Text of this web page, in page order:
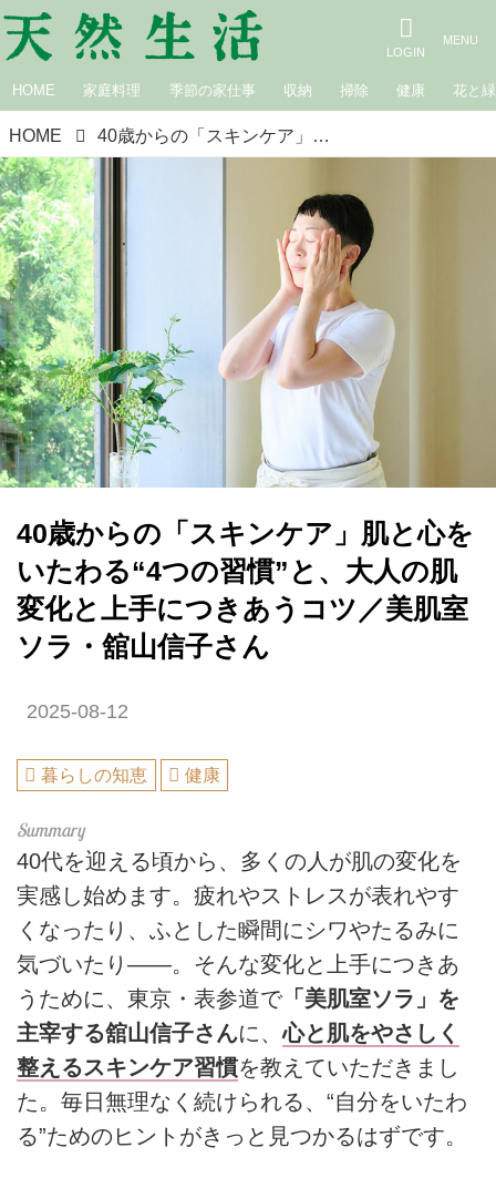
HOME 家庭料理 季節の家仕事 収納 掃除 健康 花と緑
HOME 40歳からの「スキンケア」肌と心をいたわる“4つの習慣”と、大人の肌変化と上手につきあうコツ／美肌室ソラ・舘山信子さん
40歳からの「スキンケア」肌と心を
いたわる“4つの習慣”と、大人の肌
変化と上手につきあうコツ／美肌室
ソラ・舘山信子さん
2025-08-12
暮らしの知恵 健康
40代を迎える頃から、多くの人が肌の変化を
実感し始めます。疲れやストレスが表れやす
くなったり、ふとした瞬間にシワやたるみに
気づいたり――。そんな変化と上手につきあ
うために、東京・表参道で「美肌室ソラ」を
主宰する舘山信子さんに、心と肌をやさしく
整えるスキンケア習慣を教えていただきまし
た。毎日無理なく続けられる、“自分をいたわ
る”ためのヒントがきっと見つかるはずです。